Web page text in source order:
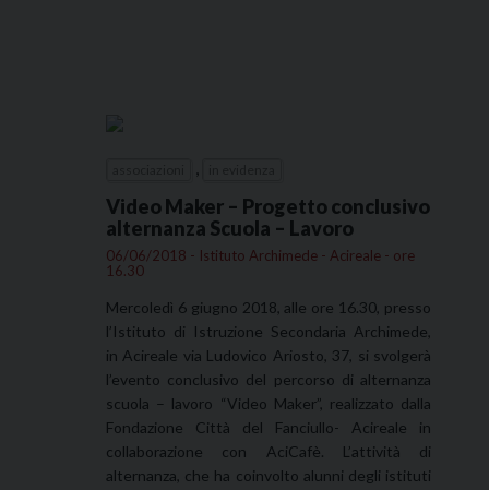
Video Maker – Progetto conclusivo
alternanza Scuola – Lavoro
06/06/2018 - Istituto Archimede - Acireale - ore
16.30
Mercoledì 6 giugno 2018, alle ore 16.30, presso
l’Istituto di Istruzione Secondaria Archimede,
in Acireale via Ludovico Ariosto, 37, si svolgerà
l’evento conclusivo del percorso di alternanza
scuola – lavoro “Video Maker”, realizzato dalla
Fondazione Città del Fanciullo- Acireale in
collaborazione con AciCafè. L’attività di
alternanza, che ha coinvolto alunni degli istituti